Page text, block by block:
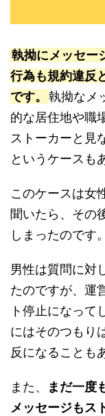
執拗にメッセー
行為も規約違反
です。 執拗なメ
的な居住地や職
ストーカーと見
というケースも
このケースは女
聞いたら、その
しまったのです。
男性は質問に対
たのですが、運
ト停止になって
にはそのつもり
反になることも
また、
まだ一度
メッセージもス